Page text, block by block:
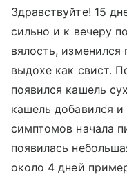
Здравствуйте! 15
сильно и к вечеру
вялость,
выдохе как свист.
появился кашель
кашель добавился
симптомов начала
появилась
около 4 дней